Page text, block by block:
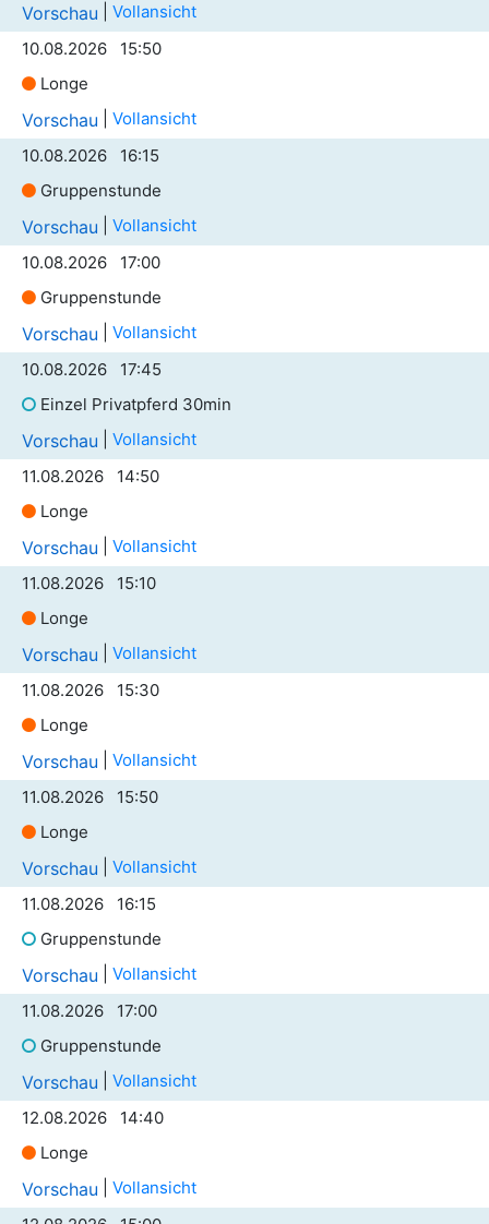
Vorschau
Vollansicht
10.08.2026 15:50
Longe
Vorschau
Vollansicht
10.08.2026 16:15
Gruppenstunde
Vorschau
Vollansicht
10.08.2026 17:00
Gruppenstunde
Vorschau
Vollansicht
10.08.2026 17:45
Einzel Privatpferd 30min
Vorschau
Vollansicht
11.08.2026 14:50
Longe
Vorschau
Vollansicht
11.08.2026 15:10
Longe
Vorschau
Vollansicht
11.08.2026 15:30
Longe
Vorschau
Vollansicht
11.08.2026 15:50
Longe
Vorschau
Vollansicht
11.08.2026 16:15
Gruppenstunde
Vorschau
Vollansicht
11.08.2026 17:00
Gruppenstunde
Vorschau
Vollansicht
12.08.2026 14:40
Longe
Vorschau
Vollansicht